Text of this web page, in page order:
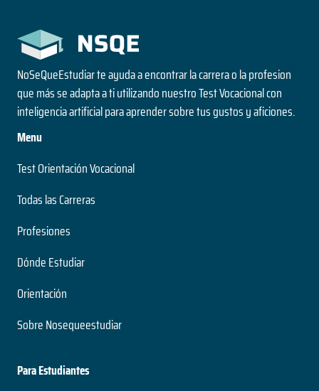
NoSeQueEstudiar te ayuda a encontrar la carrera o la profesion
que más se adapta a ti utilizando nuestro Test Vocacional con
inteligencia artificial para aprender sobre tus gustos y aficiones.
Menu
Test Orientación Vocacional
Todas las Carreras
Profesiones
Dónde Estudiar
Orientación
Sobre Nosequeestudiar
Para Estudiantes